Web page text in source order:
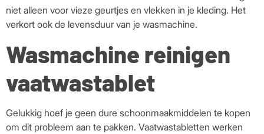
niet alleen voor vieze geurtjes en vlekken in je kleding. Het
verkort ook de levensduur van je wasmachine.
Wasmachine reinigen
vaatwastablet
Gelukkig hoef je geen dure schoonmaakmiddelen te kopen
om dit probleem aan te pakken. Vaatwastabletten werken